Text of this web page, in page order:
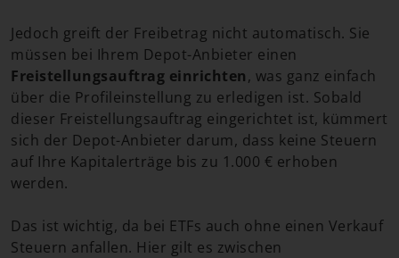
Jedoch greift der Freibetrag nicht automatisch. Sie
müssen bei Ihrem Depot-Anbieter einen
Freistellungsauftrag einrichten, was ganz einfach
über die Profileinstellung zu erledigen ist. Sobald
dieser Freistellungsauftrag eingerichtet ist, kümmert
sich der Depot-Anbieter darum, dass keine Steuern
auf Ihre Kapitalerträge bis zu 1.000 € erhoben
werden.
Das ist wichtig, da bei ETFs auch ohne einen Verkauf
Steuern anfallen. Hier gilt es zwischen